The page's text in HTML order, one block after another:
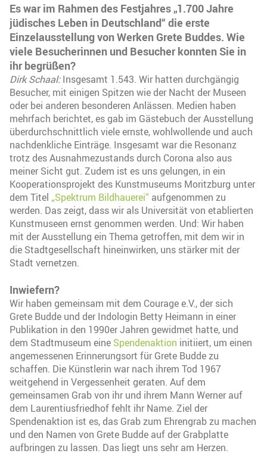
Es war im Rahmen des Festjahres „1.700 Jahre
jüdisches Leben in Deutschland“ die erste
Einzelausstellung von Werken Grete Buddes. Wie
viele Besucherinnen und Besucher konnten Sie in
ihr begrüßen?
Dirk Schaal:Insgesamt 1.543. Wir hatten durchgängig
Besucher, mit einigen Spitzen wie der Nacht der Museen
oder bei anderen besonderen Anlässen. Medien haben
mehrfach berichtet, es gab im Gästebuch der Ausstellung
überdurchschnittlich viele ernste, wohlwollende und auch
nachdenkliche Einträge. Insgesamt war die Resonanz
trotz des Ausnahmezustands durch Corona also aus
meiner Sicht gut. Zudem ist es uns gelungen, in ein
Kooperationsprojekt des Kunstmuseums Moritzburg unter
dem Titel „Spektrum Bildhauerei“ aufgenommen zu
werden. Das zeigt, dass wir als Universität von etablierten
Kunstmuseen ernst genommen werden. Und: Wir haben
mit der Ausstellung ein Thema getroffen, mit dem wir in
die Stadtgesellschaft hineinwirken, uns stärker mit der
Stadt vernetzen.
Inwiefern?
Wir haben gemeinsam mit dem Courage e.V., der sich
Grete Budde und der Indologin Betty Heimann in einer
Publikation in den 1990er Jahren gewidmet hatte, und
dem Stadtmuseum eine Spendenaktion initiiert, um einen
angemessenen Erinnerungsort für Grete Budde zu
schaffen. Die Künstlerin war nach ihrem Tod 1967
weitgehend in Vergessenheit geraten. Auf dem
gemeinsamen Grab von ihr und ihrem Mann Werner auf
dem Laurentiusfriedhof fehlt ihr Name. Ziel der
Spendenaktion ist es, das Grab zum Ehrengrab zu machen
und den Namen von Grete Budde auf der Grabplatte
aufbringen zu lassen. Das liegt uns sehr am Herzen.